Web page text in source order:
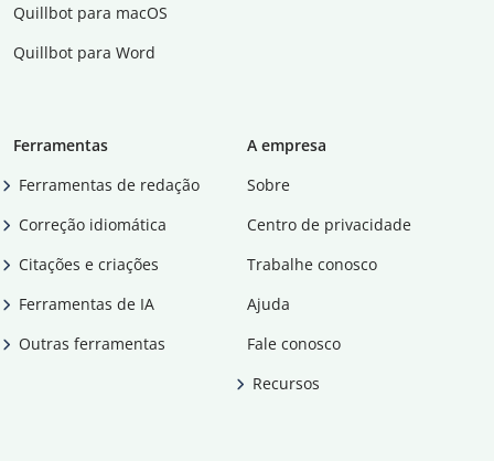
Quillbot para macOS
Quillbot para Word
Ferramentas
Ferramentas de redação
Correção idiomática
Citações e criações
Ferramentas de IA
Outras ferramentas
A empresa
Sobre
Centro de privacidade
Trabalhe conosco
Ajuda
Fale conosco
Recursos